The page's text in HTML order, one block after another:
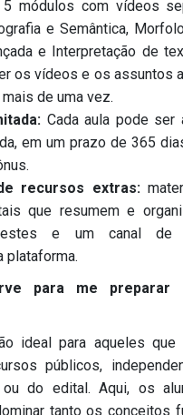
módulos com vídeos
e Semântica,
e Interpretação de
os vídeos e os assuntos
de uma vez.
Cada aula pode ser
em um prazo de 365
recursos extras:
que resumem e
e um canal de
plataforma.
para me preparar
ideal para aqueles que
públicos,
ou do edital. Aqui, os
tanto os conceitos